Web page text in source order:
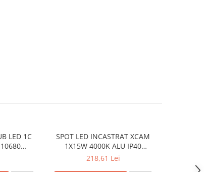
LED 1C
CAPAT
SPOT LED INCASTRAT XCAM
1X15W 4000K ALU IP40
CA02NW40 AL ARELUX
218,61 Lei